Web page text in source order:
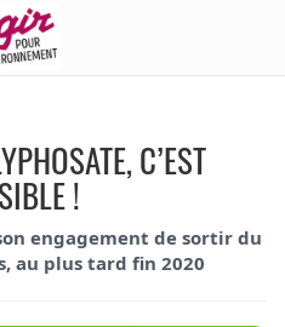
C’EST
!
engagement de sortir du
au plus tard fin 2020